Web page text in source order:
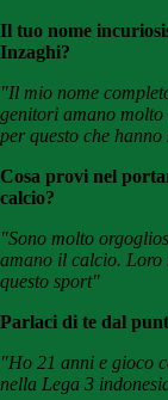
Il tuo nome
Inzaghi?
"Il mio nome
genitori amano
per questo che
Cosa provi nel
calcio?
"Sono molto
amano il calcio. Loro
questo sport"
Parlaci di te dal
"Ho 21 anni e gioco
nella Lega 3